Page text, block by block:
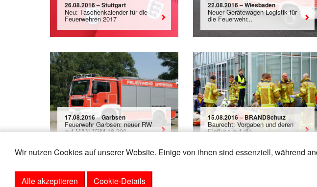
Wir nutzen Cookies auf unserer Website. Einige von ihnen sind essenziell, während
Alle akzeptieren Cookie-Details
26.08.2016 – Stuttgart
Neu: Taschenkalender für die
Feuerwehren 2017
22.08.2016 – Wiesbaden
Neuer Gerätewagen Logistik für
die Feuerwehr...
17.08.2016 – Garbsen
Feuerwehr Garbsen: neuer RW
auf MAN TGM 18.290
15.08.2016 – BRANDSchutz
Baurecht: Vorgaben und deren
Einfluss auf die...